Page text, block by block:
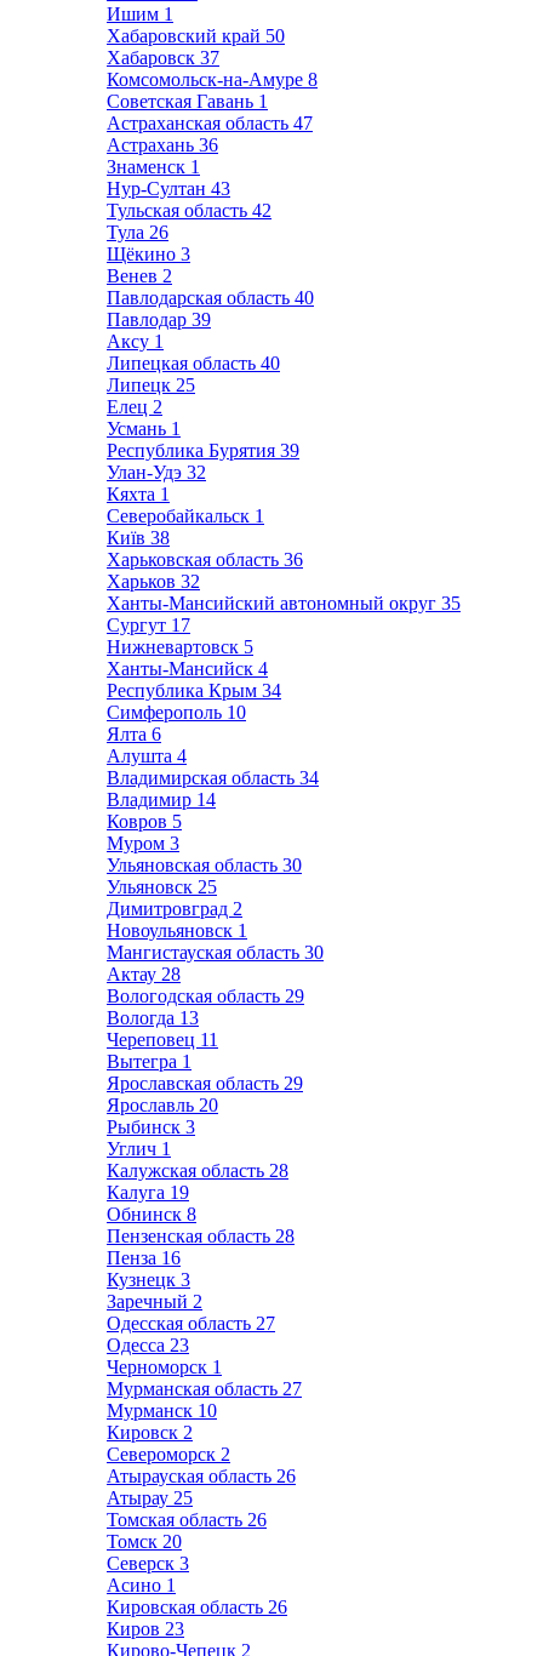
Ишим 1
Хабаровский край 50
Хабаровск 37
Комсомольск-на-Амуре 8
Советская Гавань 1
Астраханская область 47
Астрахань 36
Знаменск 1
Нур-Султан 43
Тульская область 42
Тула 26
Щёкино 3
Венев 2
Павлодарская область 40
Павлодар 39
Аксу 1
Липецкая область 40
Липецк 25
Елец 2
Усмань 1
Республика Бурятия 39
Улан-Удэ 32
Кяхта 1
Северобайкальск 1
Київ 38
Харьковская область 36
Харьков 32
Ханты-Мансийский автономный округ 35
Сургут 17
Нижневартовск 5
Ханты-Мансийск 4
Республика Крым 34
Симферополь 10
Ялта 6
Алушта 4
Владимирская область 34
Владимир 14
Ковров 5
Муром 3
Ульяновская область 30
Ульяновск 25
Димитровград 2
Новоульяновск 1
Мангистауская область 30
Актау 28
Вологодская область 29
Вологда 13
Череповец 11
Вытегра 1
Ярославская область 29
Ярославль 20
Рыбинск 3
Углич 1
Калужская область 28
Калуга 19
Обнинск 8
Пензенская область 28
Пенза 16
Кузнецк 3
Заречный 2
Одесская область 27
Одесса 23
Черноморск 1
Мурманская область 27
Мурманск 10
Кировск 2
Североморск 2
Атырауская область 26
Атырау 25
Томская область 26
Томск 20
Северск 3
Асино 1
Кировская область 26
Киров 23
Кирово-Чепецк 2